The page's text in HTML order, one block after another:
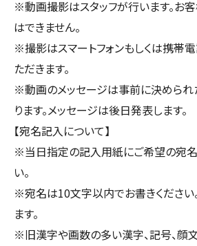
※動画撮影はスタッフが行います。お
はできません。
※撮影はスマートフォンもしくは携帯
ただきます。
※動画のメッセージは事前に決められ
ります。メッセージは後日発表します。
【宛名記入について】
※当日指定の記入用紙にご希望の宛名
い。
※宛名は10文字以内でお書きください
ます。
※旧漢字や画数の多い漢字、記号、顔